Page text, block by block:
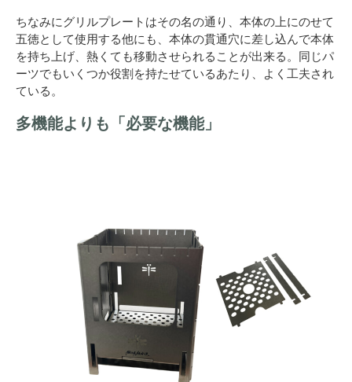
ちなみにグリルプレートはその名の通り、本体の上にのせて
五徳として使用する他にも、本体の貫通穴に差し込んで本体
を持ち上げ、熱くても移動させられることが出来る。同じパ
ーツでもいくつか役割を持たせているあたり、よく工夫され
ている。
多機能よりも「必要な機能」